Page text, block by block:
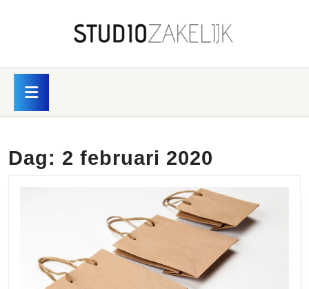
Dag: 2 februari 2020